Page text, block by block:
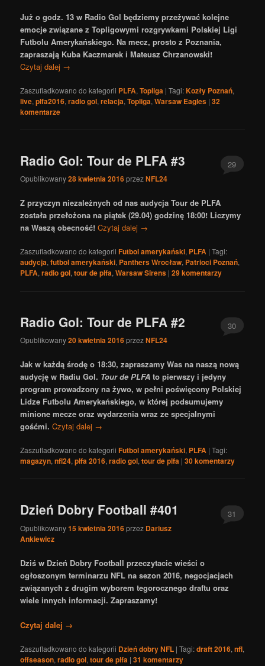
Już o godz. 13 w Radio Gol będziemy przeżywać kolejne
emocje związane z Topligowymi rozgrywkami Polskiej Ligi
Futbolu Amerykańskiego. Na mecz, prosto z Poznania,
zapraszają Kuba Kaczmarek i Mateusz Chrzanowski!
Czytaj dalej →
Zaszufladkowano do kategorii PLFA,Topliga |Tagi:Kozły Poznań,
live,plfa2016,radio gol,relacja,Topliga,Warsaw Eagles |32
komentarze
Radio Gol: Tour de PLFA #3
Opublikowany28 kwietnia 2016przezNFL24
29
Z przyczyn niezależnych od nas audycja Tour de PLFA
została przełożona na piątek (29.04) godzinę 18:00! Liczymy
na Waszą obecność! Czytaj dalej →
Zaszufladkowano do kategorii Futbol amerykański, PLFA |Tagi:
audycja,futbol amerykański, Panthers Wrocław, Patrioci Poznań,
PLFA,radio gol,tour de plfa,Warsaw Sirens |29komentarzy
Radio Gol: Tour de PLFA #2
Opublikowany20 kwietnia 2016przezNFL24
30
Jak w każdą środę o 18:30, zapraszamy Was na naszą nową
audycję w Radiu Gol. Tour de PLFAto pierwszy i jedyny
program prowadzony na żywo, w pełni poświęcony Polskiej
Lidze Futbolu Amerykańskiego, w której podsumujemy
minione mecze oraz wydarzenia wraz ze specjalnymi
gośćmi. Czytaj dalej →
Zaszufladkowano do kategorii Futbol amerykański, PLFA |Tagi:
magazyn,nfl24,plfa 2016,radio gol,tour de plfa |30komentarzy
Dzień Dobry Football #401
Opublikowany15 kwietnia 2016przez Dariusz
Ankiewicz
31
Dziś w Dzień Dobry Football przeczytacie wieści o
ogłoszonym terminarzu NFL na sezon 2016, negocjacjach
związanych z drugim wyborem tegorocznego draftu oraz
wiele innych informacji. Zapraszamy!
Czytaj dalej →
Zaszufladkowano do kategorii Dzień dobry NFL |Tagi:draft 2016,nfl,
offseason,radio gol,tour de plfa |31 komentarzy